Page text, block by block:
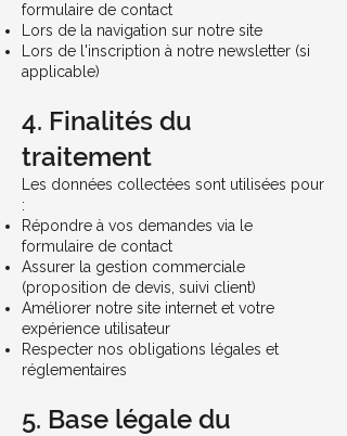
formulaire de contact
Lors de la navigation sur notre site
Lors de l'inscription à notre newsletter (si
applicable)
4. Finalités du
traitement
Les données collectées sont utilisées pour
:
Répondre à vos demandes via le
formulaire de contact
Assurer la gestion commerciale
(proposition de devis, suivi client)
Améliorer notre site internet et votre
expérience utilisateur
Respecter nos obligations légales et
réglementaires
5. Base légale du